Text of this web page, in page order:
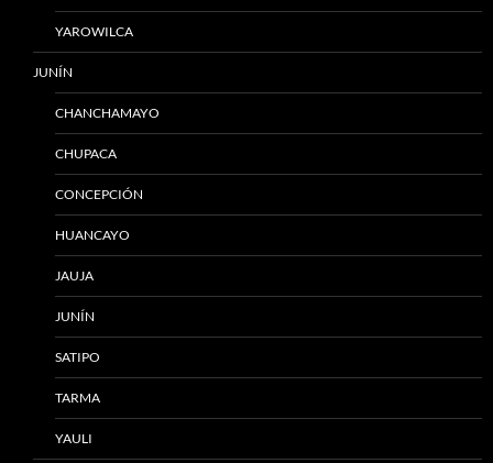
YAROWILCA
JUNÍN
CHANCHAMAYO
CHUPACA
CONCEPCIÓN
HUANCAYO
JAUJA
JUNÍN
SATIPO
TARMA
YAULI